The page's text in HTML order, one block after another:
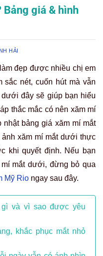
giá & hình
HẢI
đẹp được nhiều chị em
sắc nét, cuốn hút mà vẫn
đây sẽ giúp bạn hiểu
thắc mắc có nên xăm mí
bảng giá xăm mí mắt
xăm mí mắt dưới thực
khi quyết định. Nếu bạn
mắt dưới, đừng bỏ qua
Mỹ Rio ngay sau đây.
và vì sao được yêu
khắc phục mắt nhỏ